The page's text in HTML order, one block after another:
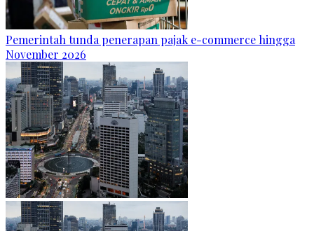
Pemerintah tunda penerapan pajak e-commerce hingga
November 2026